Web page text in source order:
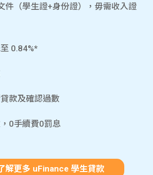
件（學生證+身份證），毋需收入證
0.84%*
款及確認過數
0手續費0罰息
解更多 uFinance 學生貸款